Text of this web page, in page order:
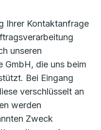
Ihrer Kontaktanfrage
unseren
GmbH, die uns beim
Bei Eingang
verschlüsselt an
werden
Zweck